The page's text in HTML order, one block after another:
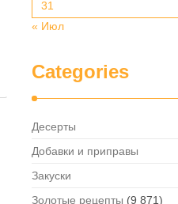
31
« Июл
Categories
Десерты
Добавки и приправы
Закуски
Золотые рецепты (9 871)